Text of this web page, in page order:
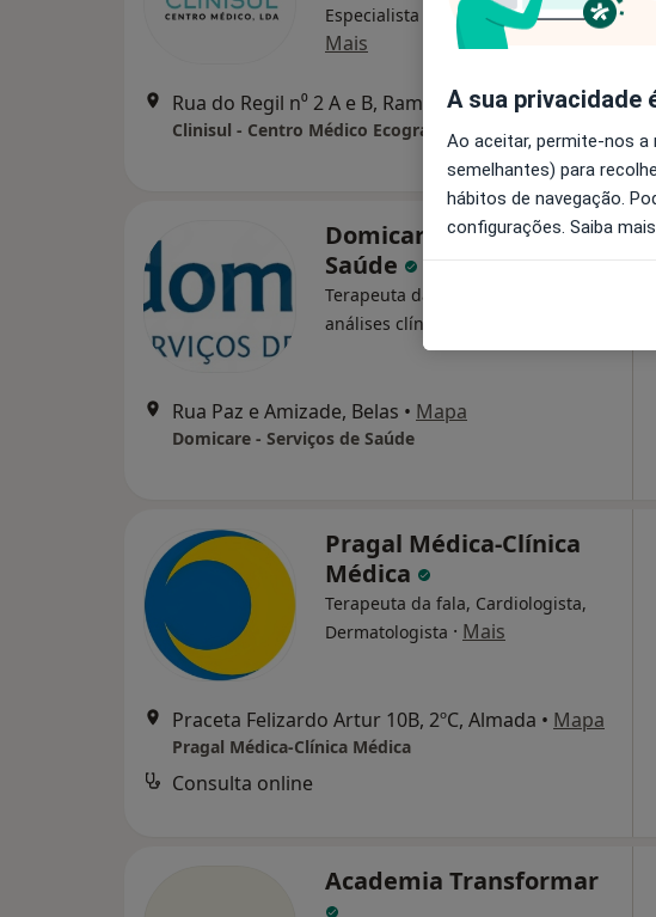
Especialista em análises clínicas·
Mais
Rua do Regil n⁰ 2 A e B, Ramalha ALMADA, Almada •Mapa
Clinisul - Centro Médico Ecográfico Lda
Domicare - Serviços de
Saúde
Terapeuta da fala, Especialista em
análises clínicas, Enfermeiro
Rua Paz e Amizade, Belas • Mapa
Domicare - Serviços de Saúde
Pragal Médica-Clínica
Médica
Terapeuta da fala, Cardiologista,
Dermatologista · Mais
Praceta Felizardo Artur 10B, 2ºC, Almada • Mapa
Pragal Médica-Clínica Médica
Consulta online
Academia Transformar
A sua privacidade
Ao aceitar, permite-nos
semelhantes) para
hábitos de navegação.
configurações. Saiba